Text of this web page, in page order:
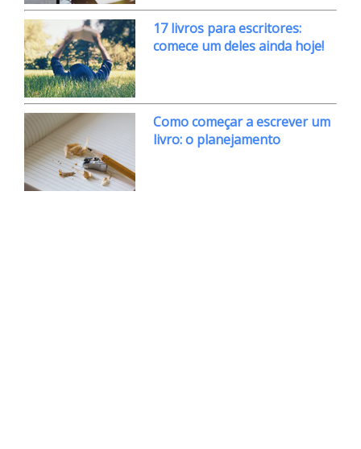
17 livros para escritores:
comece um deles ainda hoje!
Como começar a escrever um
livro: o planejamento